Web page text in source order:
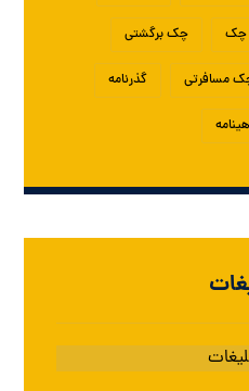
چک چک برگشتی
مسافرتی گذرنامه